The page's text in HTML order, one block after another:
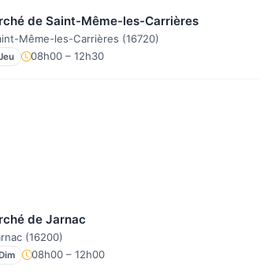
de Saint-Même-les-Carrières
Même-les-Carrières (16720)
08h00 – 12h30
de Jarnac
(16200)
08h00 – 12h00